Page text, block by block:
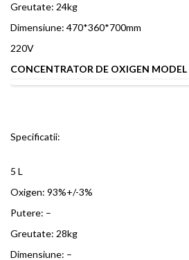
Greutate: 24kg
Dimensiune: 470*360*700mm
220V
CONCENTRATOR DE OXIGEN MODEL
Specificatii:
5 L
Oxigen: 93%+/-3%
Putere: –
Greutate: 28kg
Dimensiune: –